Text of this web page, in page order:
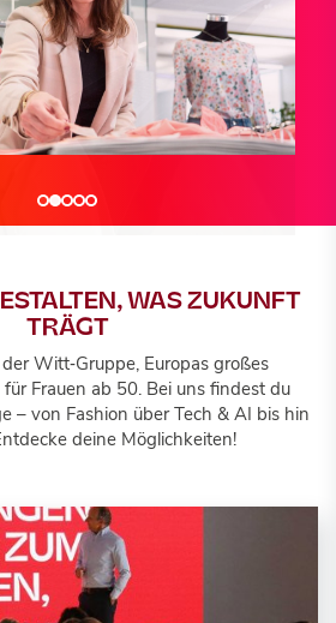
Jobportal
Jobportal
Jobportal
WAS ZUKUNFT
TRÄGT
Witt‑Gruppe, Europas großes
Frauen ab 50. Bei uns findest du
– von Fashion über Tech & AI bis hin
deine Möglichkeiten!